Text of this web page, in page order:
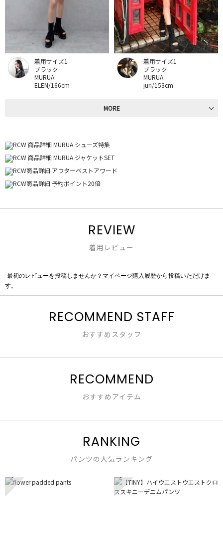
着用サイズ1
ブラック
MURUA
ELEN/166cm
着用サイズ1
ブラック
MURUA
juri/153cm
MORE
REVIEW
着用レビュー
評
価
最初のレビューを投稿しませんか？マイページ購入履歴から投稿いただけま
す。
RECOMMEND STAFF
おすすめスタッフ
RECOMMEND
おすすめアイテム
RANKING
パンツの人気ランキング
1 2